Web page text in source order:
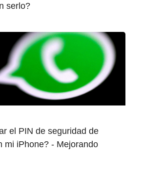
serlo?
el PIN de seguridad de
mi iPhone? - Mejorando